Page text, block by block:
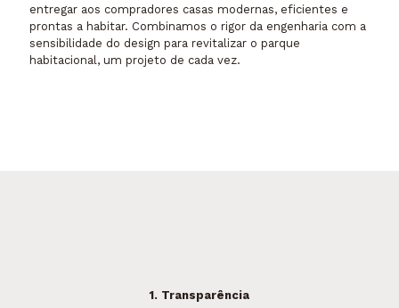
entregar aos compradores casas modernas, eficientes e
prontas a habitar. Combinamos o rigor da engenharia com a
sensibilidade do design para revitalizar o parque
habitacional, um projeto de cada vez.
1. Transparência